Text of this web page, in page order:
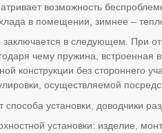
возможность
в помещении, зимнее –
в следующем. При
чему пружина,
конструкции без стороннего
осуществляемой
способа установки, доводчики
установки: изделие,